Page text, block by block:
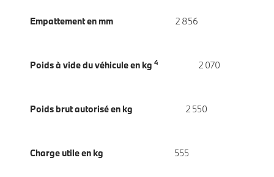
Empattement en mm 2 856
Poids à vide du véhicule en kg 4 2 070
Poids brut autorisé en kg 2 550
Charge utile en kg 555